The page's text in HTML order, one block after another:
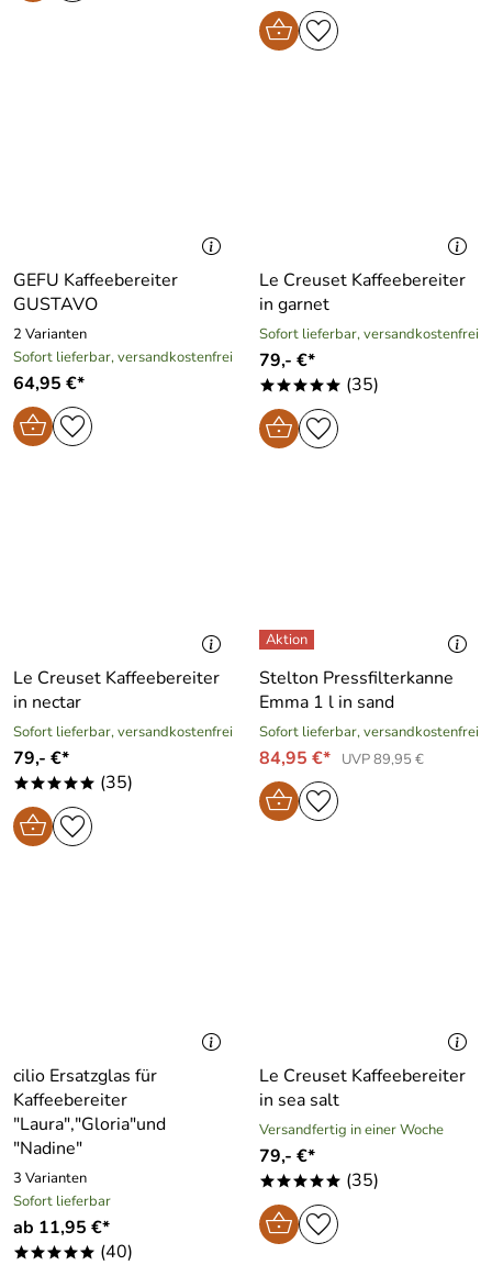
GEFU Kaffeebereiter
GUSTAVO
2 Varianten
Sofort lieferbar, versandkostenfrei
64,95 €*
Le Creuset Kaffeebereiter
in garnet
Sofort lieferbar, versandkostenfrei
79,- €*
***** (35)
Le Creuset Kaffeebereiter
in nectar
Sofort lieferbar, versandkostenfrei
79,- €*
***** (35)
Stelton Pressfilterkanne
Emma 1 l in sand
Sofort lieferbar, versandkostenfrei
84,95 €* UVP 89,95 €
cilio Ersatzglas für
Kaffeebereiter
"Laura","Gloria"und
"Nadine"
3 Varianten
Sofort lieferbar
ab 11,95 €*
***** (40)
Le Creuset Kaffeebereiter
in sea salt
Versandfertig in einer Woche
79,- €*
***** (35)